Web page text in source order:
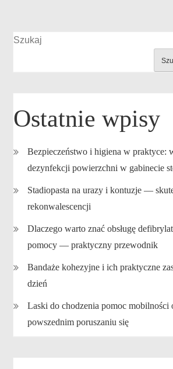
Szukaj
Ostatnie wpisy
Bezpieczeństwo i higiena w praktyce:
dezynfekcji powierzchni w gabinecie
Stadiopasta na urazy i kontuzje —
rekonwalescencji
Dlaczego warto znać obsługę
pomocy — praktyczny przewodnik
Bandaże kohezyjne i ich praktyczne
dzień
Laski do chodzenia pomoc mobilności
powszednim poruszaniu się